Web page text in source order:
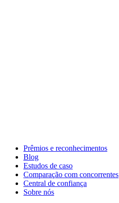
Prêmios e reconhecimentos
Blog
Estudos de caso
Comparação com concorrentes
Central de confiança
Sobre nós